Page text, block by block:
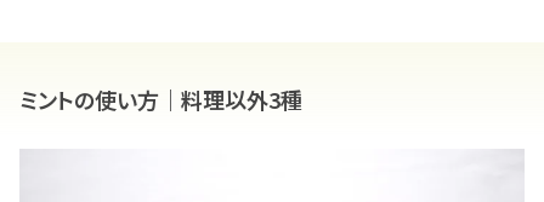
ミントの使い方｜料理以外3種